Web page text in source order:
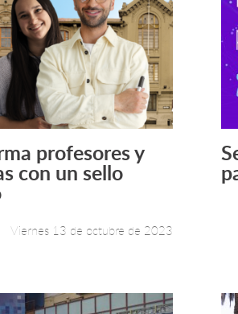
Leer más +
profesores y
con un sello
Viernes 13 de octubre de 2023